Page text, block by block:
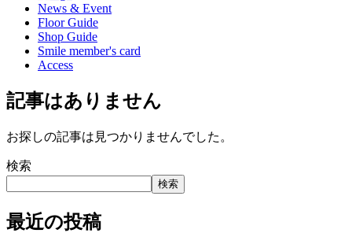
News & Event
Floor Guide
Shop Guide
Smile member's card
Access
記事はありません
お探しの記事は見つかりませんでした。
検索
検索
最近の投稿